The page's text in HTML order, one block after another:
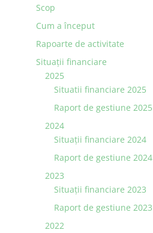
Scop
Cum a început
Rapoarte de activitate
Situaţii financiare
2025
Situatii financiare 2025
Raport de gestiune 2025
2024
Situaţii financiare 2024
Raport de gestiune 2024
2023
Situaţii financiare 2023
Raport de gestiune 2023
2022